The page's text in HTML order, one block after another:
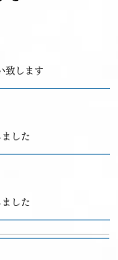
致します
した
した